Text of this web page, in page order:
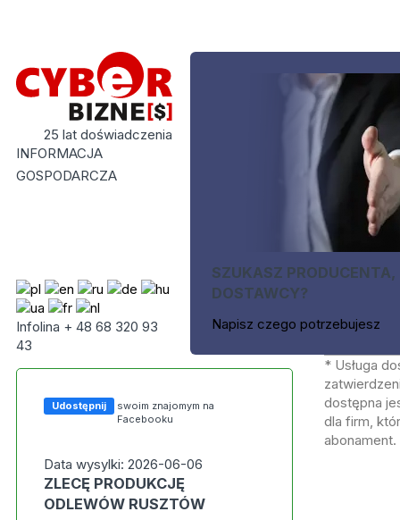
25 lat doświadczenia
INFORMACJA
GOSPODARCZA
Infolina + 48 68 320 93
43
SZUKASZ PRODUCENTA,
DOSTAWCY?
Napisz czego potrzebujesz
Udostępnij
swoim znajomym na
Facebooku
Data wysylki: 2026-06-06
ZLECĘ PRODUKCJĘ
ODLEWÓW RUSZTÓW
* Usługa
dostępna
dla firm,
abonament.